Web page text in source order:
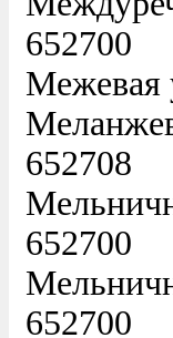
652700
Межевая
652708
652700
652700